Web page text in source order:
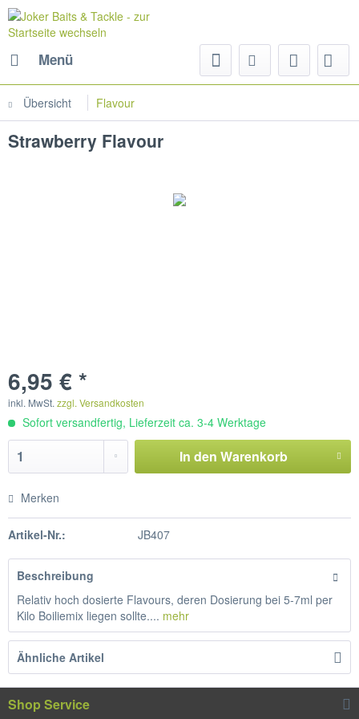
Menü
Übersicht Flavour
Strawberry Flavour
6,95 € *
inkl. MwSt. zzgl. Versandkosten
Sofort versandfertig, Lieferzeit ca. 3-4 Werktage
In den Warenkorb
Merken
Artikel-Nr.: JB407
Beschreibung
Relativ hoch dosierte Flavours, deren Dosierung bei 5-7ml per
Kilo Boiliemix liegen sollte.... mehr
Ähnliche Artikel
Shop Service